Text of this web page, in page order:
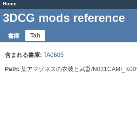
Home
3DCG mods reference
書庫 Tah
含まれる書庫: TA0605
Path: 某アマゾネスの衣装と武器/